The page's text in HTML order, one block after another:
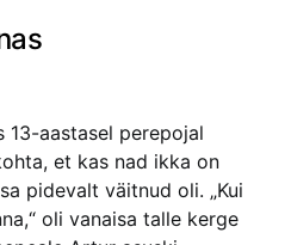
13-aastasel perepojal
et kas nad ikka on
pidevalt väitnud oli. „Kui
oli vanaisa talle kerge